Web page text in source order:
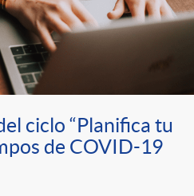
ciclo “Planifica tu
de COVID-19